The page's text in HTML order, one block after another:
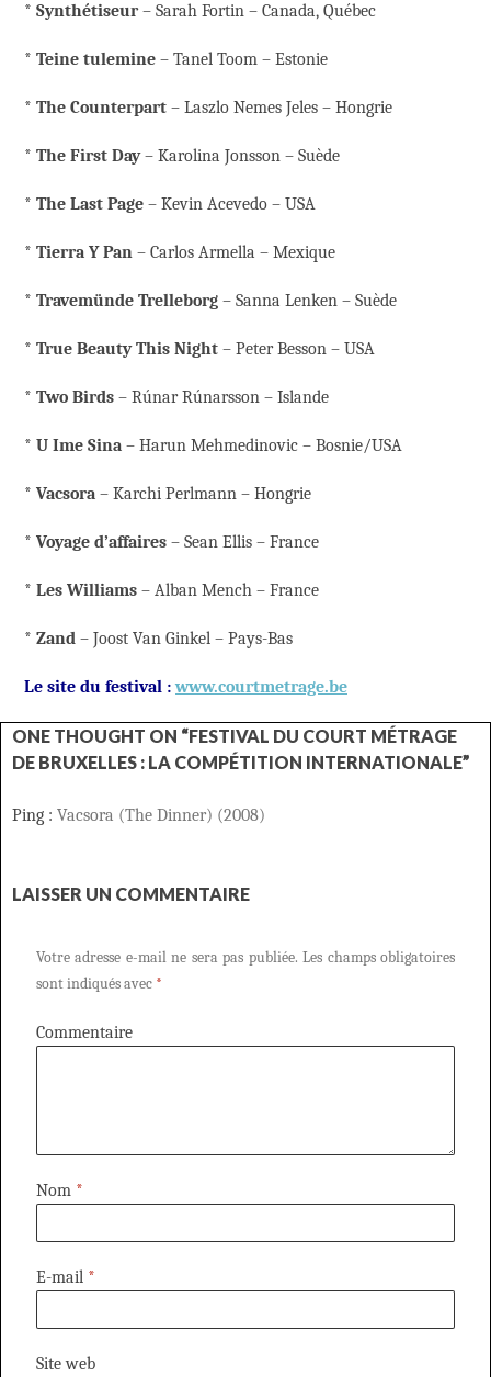
* Synthétiseur– Sarah Fortin – Canada, Québec
* Teine tulemine – Tanel Toom – Estonie
* The Counterpart – Laszlo Nemes Jeles – Hongrie
* The First Day– Karolina Jonsson – Suède
* The Last Page – Kevin Acevedo – USA
* Tierra Y Pan – Carlos Armella – Mexique
* Travemünde Trelleborg – Sanna Lenken – Suède
* True Beauty This Night – Peter Besson – USA
* Two Birds – Rúnar Rúnarsson – Islande
* U Ime Sina – Harun Mehmedinovic – Bosnie/USA
* Vacsora – Karchi Perlmann – Hongrie
* Voyage d’affaires – Sean Ellis – France
* Les Williams – Alban Mench – France
* Zand – Joost Van Ginkel – Pays-Bas
Le site du festival :www.courtmetrage.be
ONE THOUGHT ON “FESTIVAL DU COURT MÉTRAGE
DE BRUXELLES : LA COMPÉTITION INTERNATIONALE”
Ping : Vacsora (The Dinner) (2008)
LAISSER UN COMMENTAIRE
Votre adresse e-mail ne sera pas publiée. Les champs obligatoires
sont indiqués avec *
Commentaire
Nom *
E-mail *
Site web